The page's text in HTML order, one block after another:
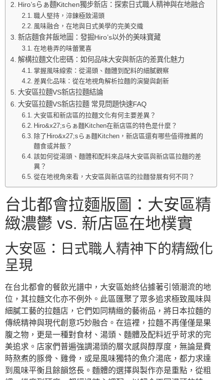
Hiro’sらぁ麵Kitchen獨步新店：探索日式職人精神與在地融合
職人堅持，淬鍊極致湯頭
風味融合，在地與日式美學的完美交織
新店麵食丼飯地圖：發掘Hiro’s以外的美味寶藏
在地巷弄的味蕾驚喜
解構拉麵文化密碼：如何品味大安與新店的差異化魅力
掌握風味線索：從湯頭、麵體到配料的細膩觀察
差異化品味：從在地視角解析拉麵的演變與創新
大安區拉麵VS新店拉麵結論
大安區拉麵VS新店拉麵 常見問題快速FAQ
大安區和新店區的拉麵文化有何主要差異？
Hiro&x27;sらぁ麵Kitchen在新店區的特色是什麼？
除了Hiro&x27;sらぁ麵Kitchen，新店區還有哪些值得推薦的
麵食或丼飯？
該如何從湯頭、麵體和配料來品味大安區與新店區拉麵的差
異？
從在地視角來看，大安區與新店區的拉麵發展有何不同？
台北都會拉麵版圖：大安區精
緻濃鬱 vs. 新店區在地樸實
大安區：日式職人精神下的精緻化
呈現
在台北都會的餐飲光譜中，大安區始終佔據著引領潮流的地
位，其拉麵文化亦不例外。此區匯聚了眾多追求極致風味與
細膩工藝的拉麵店，它們如同精緻的藝術品，將日本拉麵的
傳統精神與現代創意巧妙融合。在這裡，拉麵不再僅僅是果
腹之物，更是一種對食材、湯頭、麵體及配料近乎苛求的完
美追求。店家們普遍強調湯頭的層次感與醇厚度，無論是費
時熬煮的豚骨、雞骨，或是風味獨特的魚介湯底，都力求達
到風味平衡且餘韻悠長。麵體的選擇與製作亦是重點，從粗